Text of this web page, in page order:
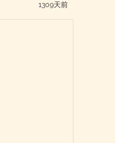
1309天前